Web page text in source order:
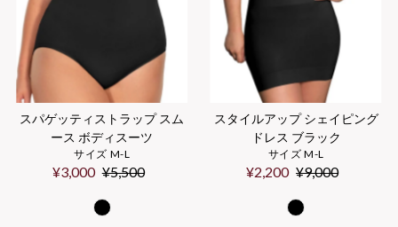
スパゲッティストラップ スム
ース ボディスーツ
サイズ M-L
セ
¥3,000 通
価
¥5,500
スタイルアップ シェイピング
ドレス ブラック
サイズ M-L
セ
¥2,200 通
価
¥9,000